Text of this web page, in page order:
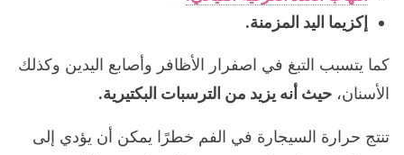
إكزيما اليد المزمنة.
كما يتسبب التبغ في اصفرار الأظافر وأصابع اليدين وكذلك
الأسنان، حيث أنه يزيد من الترسبات البكتيرية.
تنتج حرارة السيجارة في الفم خطرًا يمكن أن يؤدي إلى